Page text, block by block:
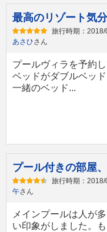
最高のリゾート気
旅行時期：2018/
あさひさん
プールヴィラを予約し
ベッドがダブルベッ
一緒のベッド...
プール付きの部屋
旅行時期：2018/
午さん
メインプールは人が
い印象がしました。